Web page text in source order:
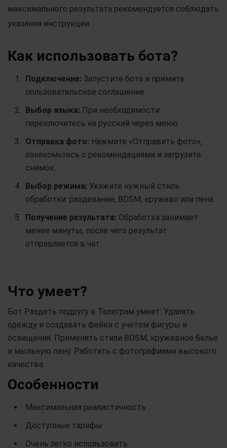
максимального результата рекомендуется соблюдать
указания инструкции.
Как использовать бота?
Подключение: Запустите бота и примите
пользовательское соглашение.
Выбор языка: При необходимости
переключитесь на русский через меню.
Отправка фото: Нажмите «Отправить фото»,
ознакомьтесь с рекомендациями и загрузите
снимок.
Выбор режима: Укажите нужный стиль
обработки: раздевание, BDSM, кружево или пена.
Получение результата: Обработка занимает
менее минуты, после чего результат
отправляется в чат.
Что умеет?
Бот Раздеть подругу в Телеграм умеет: Удалять
одежду и создавать фейки с учётом фигуры и
освещения. Применять стили BDSM, кружевное бельё
и мыльную пену. Работать с фотографиями высокого
качества.
Особенности
Максимальная реалистичность
Доступные тарифы
Очень легко использовать